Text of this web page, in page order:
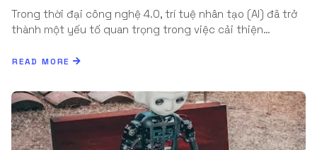
Trong thời đại công nghệ 4.0, trí tuệ nhân tạo (AI) đã trở
thành một yếu tố quan trọng trong việc cải thiện…
READ MORE